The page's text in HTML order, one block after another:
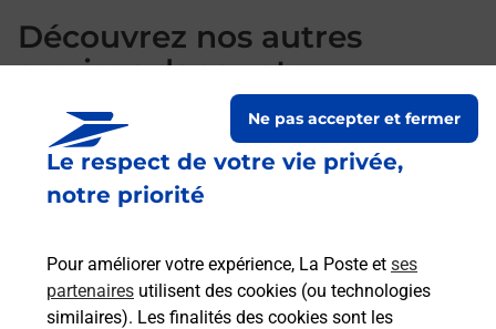
Le respect de votre vie privée,
notre priorité
Pour améliorer votre expérience, La Poste et ses
partenaires utilisent des cookies (ou technologies
similaires). Les finalités des cookies sont les
Ne pas accepter et fermer
Découvrez nos autres
services dans votre
commune Avon